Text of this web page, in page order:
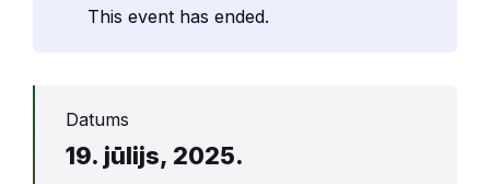
This event has ended.
Datums
19. jūlijs, 2025.